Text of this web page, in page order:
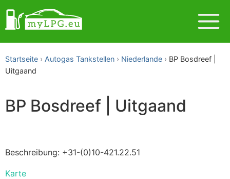
Startseite Autogas Tankstellen Niederlande
BP Bosdreef |
Uitgaand
BP Bosdreef | Uitgaand
Beschreibung: +31-(0)10-421.22.51
Karte